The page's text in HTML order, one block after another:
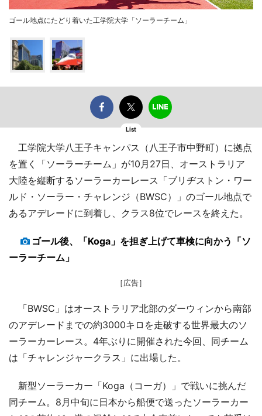
ゴール地点にたどり着いた工学院大学「ソーラーチーム」
List
工学院大学八王子キャンパス（八王子市中野町）に拠点
を置く「ソーラーチーム」が10月27日、オーストラリア
大陸を縦断するソーラーカーレース「ブリヂストン・ワー
ルド・ソーラー・チャレンジ（BWSC）」のゴール地点で
あるアデレードに到着し、クラス8位でレースを終えた。
ゴール後、「Koga」を担ぎ上げて車検に向かう「ソ
ーラーチーム」
［広告］
「BWSC」はオーストラリア北部のダーウィンから南部
のアデレードまでの約3000キロを走破する世界最大のソ
ーラーカーレース。4年ぶりに開催された今回、同チーム
は「チャレンジャークラス」に出場した。
新型ソーラーカー「Koga（コーガ）」で戦いに挑んだ
同チーム。8月中旬に日本から船便で送ったソーラーカー